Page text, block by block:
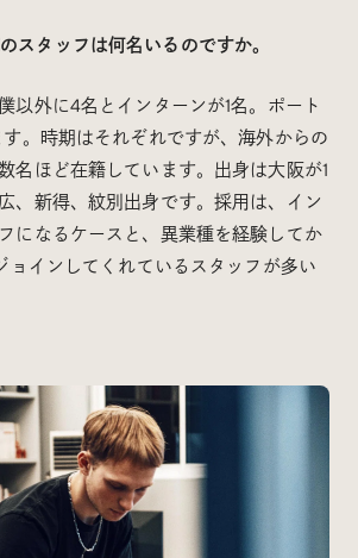
スタッフは何名いるのですか。
以外に4名とインターンが1名。ポート
す。時期はそれぞれですが、海外からの
名ほど在籍しています。出身は大阪が1
、新得、紋別出身です。採用は、イン
になるケースと、異業種を経験してか
ョインしてくれているスタッフが多い